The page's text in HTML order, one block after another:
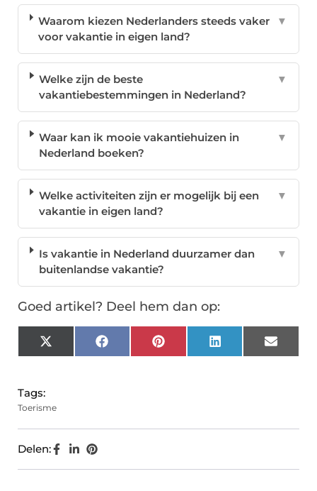
Waarom kiezen Nederlanders steeds vaker
voor vakantie in eigen land?
▼
Welke zijn de beste
vakantiebestemmingen in Nederland?
▼
Waar kan ik mooie vakantiehuizen in
Nederland boeken?
▼
Welke activiteiten zijn er mogelijk bij een
vakantie in eigen land?
▼
Is vakantie in Nederland duurzamer dan
buitenlandse vakantie?
▼
Goed artikel? Deel hem dan op:
X
(Twitter)
FacebookPinterest LinkedIn Email
Tags:
Toerisme
Delen: